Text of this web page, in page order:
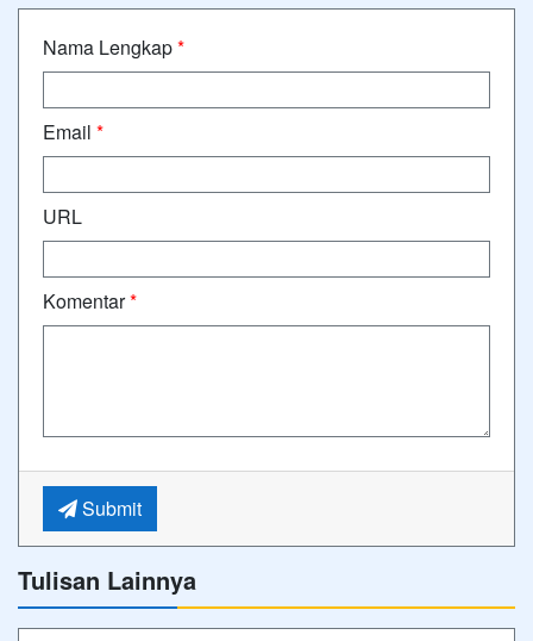
Nama Lengkap*
Email *
URL
Komentar*
Submit
Tulisan Lainnya